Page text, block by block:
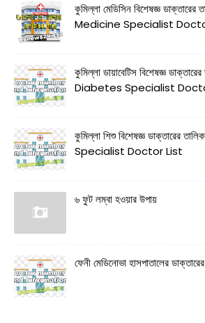
কুমিল্লা মেডিসিন বিশেষজ্ঞ
Medicine Specialist
কুমিল্লা ডায়াবেটিস বিশেষজ্ঞ
Diabetes Specialist
কুমিল্লা শিশু বিশেষজ্ঞ ডাক্তারের
Specialist Doctor List
৬ ফুট লম্বা হওয়ার উপায়
ফেনী মেডিনোভা হাসপাতালের